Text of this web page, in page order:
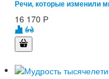
Речи, которые изменили
16 170 Р